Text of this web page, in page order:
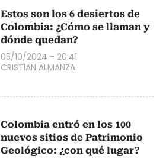
Estos son los 6 desiertos de
Colombia: ¿Cómo se llaman y
dónde quedan?
05/10/2024 - 20:41
CRISTIAN ALMANZA
Colombia entró en los 100
nuevos sitios de Patrimonio
Geológico: ¿con qué lugar?